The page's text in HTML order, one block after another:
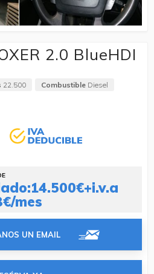
2.0 BlueHDI
22.500 Combustible Diesel
mes
UN EMAIL